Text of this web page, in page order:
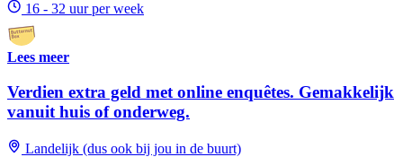
16 - 32 uur per week
Lees meer
Verdien extra geld met online enquêtes. Gemakkelijk
vanuit huis of onderweg.
Landelijk (dus ook bij jou in de buurt)